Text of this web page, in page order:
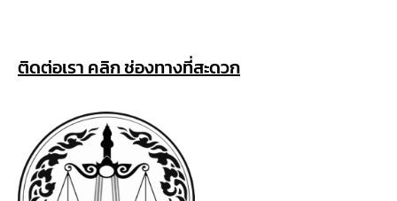
ติดต่อเรา คลิก ช่องทางที่สะดวก